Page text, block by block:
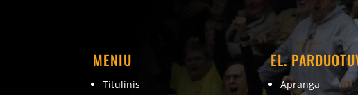
MENIU
Titulinis
EL.
Apranga